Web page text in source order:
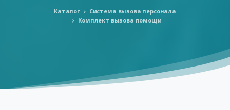
Каталог
Система вызова персонала
Комплект вызова помощи